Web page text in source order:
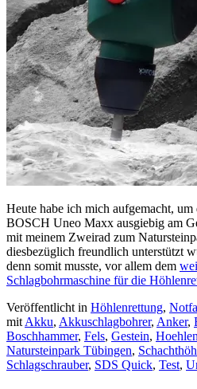
Heute habe ich mich aufgemacht,
BOSCH Uneo Maxx ausgiebig am
mit meinem Zweirad zum
diesbezüglich freundlich unterstützt
denn somit musste, vor allem dem
Schlagbohrmaschine für die
Veröffentlicht in Höhlenrettung,
mit Akku, Akkuschlagbohrer, Anker,
Boschhammer, Fels, Gestein,
Natursteinpark Tübingen,
Schlagschrauber, SDS Quick, Test,